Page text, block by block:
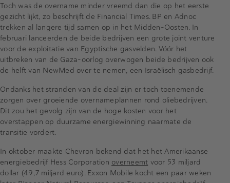
Toch was de overname minder vreemd dan die op het eerste
gezicht lijkt, zo beschrijft de Financial Times. BP en Adnoc
trekken al langere tijd samen op in het Midden-Oosten. In
februari lanceerden de beide bedrijven een grote joint venture
voor de exploitatie van Egyptische gasvelden. Vóór het
uitbreken van de Gaza-oorlog overwogen beide bedrijven ook
de helft van NewMed over te nemen, een Israëlisch gasbedrijf.
Ondanks het stranden van de deal zijn er toch toenemende
zorgen over groeiende overnameplannen rond oliebedrijven.
Dit zou het gevolg zijn van de hoge kosten voor het
overstappen op duurzame energiewinning naarmate de
transitie vordert.
In oktober maakte Chevron bekend dat het het Amerikaanse
energiebedrijf Hess Corporation overneemt voor 53 miljard
dollar (49,7 miljard euro). Exxon Mobile kocht een paar weken